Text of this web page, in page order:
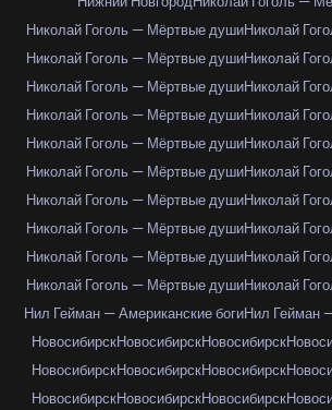
Николай Гоголь — Мёртвые душиНиколай
Николай Гоголь — Мёртвые душиНиколай
Николай Гоголь — Мёртвые душиНиколай
Николай Гоголь — Мёртвые душиНиколай
Николай Гоголь — Мёртвые душиНиколай
Николай Гоголь — Мёртвые душиНиколай
Николай Гоголь — Мёртвые душиНиколай
Николай Гоголь — Мёртвые душиНиколай
Николай Гоголь — Мёртвые душиНиколай
Николай Гоголь — Мёртвые душиНиколай
Нил Гейман — Американские богиНил Гейман
НовосибирскНовосибирскНовосибирск
НовосибирскНовосибирскНовосибирск
НовосибирскНовосибирскНовосибирск